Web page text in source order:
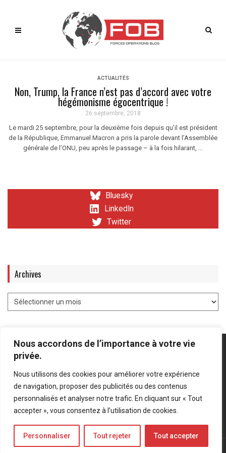
Nous accordons de l’importance à votre vie
privée.
Nous utilisons des cookies pour améliorer votre expérience
de navigation, proposer des publicités ou des contenus
personnalisés et analyser notre trafic. En cliquant sur « Tout
accepter », vous consentez à l’utilisation de cookies.
Personnaliser Tout rejeter Tout accepter
ACTUALITÉS
Non, Trump, la France n’est pas d’accord avec votre
hégémonisme égocentrique !
26 septembre, 2018
Le mardi 25 septembre, pour la deuxième fois depuis qu’il est président
de la République, Emmanuel Macron a pris la parole devant l’Assemblée
générale de l’ONU, peu après le passage – à la fois hilarant, ...
Bluesky
LinkedIn
Twitter
Archives
Mentions légales Politique de confidentialité
Bluesky
LinkedIn
Twitter
© Forces Operations Blog - 2022